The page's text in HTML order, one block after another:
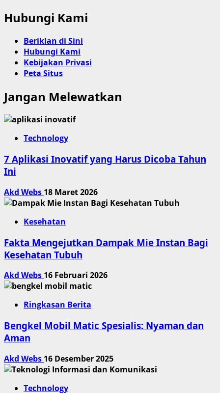
Hubungi Kami
Beriklan di Sini
Hubungi Kami
Kebijakan Privasi
Peta Situs
Jangan Melewatkan
Technology
7 Aplikasi Inovatif yang Harus Dicoba Tahun
Ini
Akd Webs 18 Maret 2026
Kesehatan
Fakta Mengejutkan Dampak Mie Instan Bagi
Kesehatan Tubuh
Akd Webs 16 Februari 2026
Ringkasan Berita
Bengkel Mobil Matic Spesialis: Nyaman dan
Aman
Akd Webs 16 Desember 2025
Technology